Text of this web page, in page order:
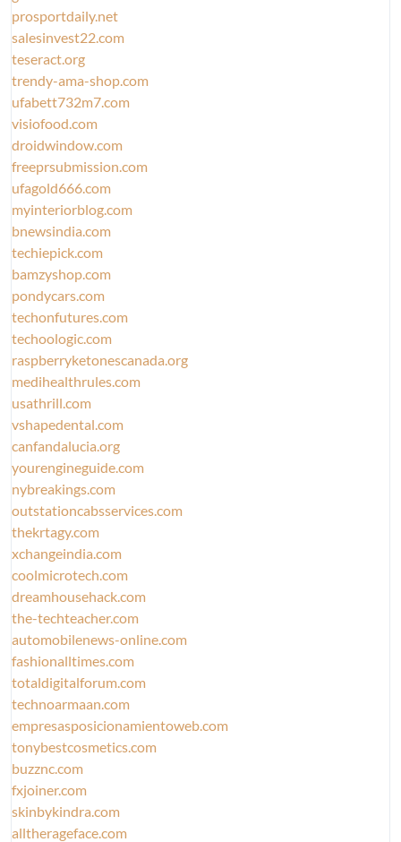
prosportdaily.net
salesinvest22.com
teseract.org
trendy-ama-shop.com
ufabett732m7.com
visiofood.com
droidwindow.com
freeprsubmission.com
ufagold666.com
myinteriorblog.com
bnewsindia.com
techiepick.com
bamzyshop.com
pondycars.com
techonfutures.com
techoologic.com
raspberryketonescanada.org
medihealthrules.com
usathrill.com
vshapedental.com
canfandalucia.org
yourengineguide.com
nybreakings.com
outstationcabsservices.com
thekrtagy.com
xchangeindia.com
coolmicrotech.com
dreamhousehack.com
the-techteacher.com
automobilenews-online.com
fashionalltimes.com
totaldigitalforum.com
technoarmaan.com
empresasposicionamientoweb.com
tonybestcosmetics.com
buzznc.com
fxjoiner.com
skinbykindra.com
alltherageface.com